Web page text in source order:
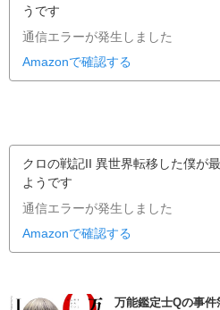
うです
通信エラーが発生しました
Amazonで確認する
クロの戦記II 異世界転移した僕が
ようです
通信エラーが発生しました
Amazonで確認する
万能鑑定士Qの事件